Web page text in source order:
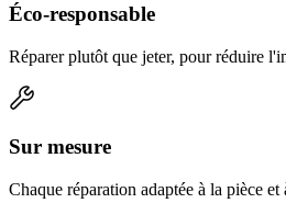
Éco-responsable
Réparer plutôt que jeter, pour réduire
Sur mesure
Chaque réparation adaptée à la pièce